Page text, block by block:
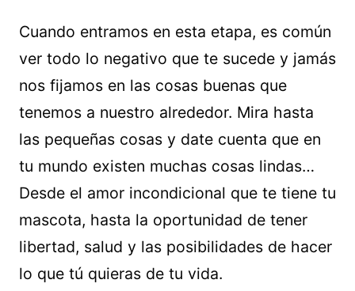
Cuando entramos en esta etapa, es común
ver todo lo negativo que te sucede y jamás
nos fijamos en las cosas buenas que
tenemos a nuestro alrededor. Mira hasta
las pequeñas cosas y date cuenta que en
tu mundo existen muchas cosas lindas…
Desde el amor incondicional que te tiene tu
mascota, hasta la oportunidad de tener
libertad, salud y las posibilidades de hacer
lo que tú quieras de tu vida.